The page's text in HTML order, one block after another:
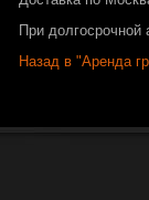
При долгосрочной
Назад в "Аренда